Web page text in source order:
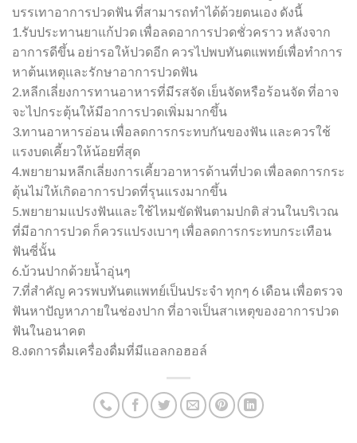
บรรเทาอาการปวดฟัน ที่สามารถทำได้ด้วยตนเอง ดังนี้
1.รับประทานยาแก้ปวด เพื่อลดอาการปวดชั่วคราว หลังจาก
อาการดีขึ้น อย่ารอให้ปวดอีก ควรไปพบทันตแพทย์เพื่อทำการ
หาต้นเหตุและรักษาอาการปวดฟัน
2.หลีกเลี่ยงการทานอาหารที่มีรสจัด เย็นจัดหรือร้อนจัด ที่อาจ
จะไปกระตุ้นให้มีอาการปวดเพิ่มมากขึ้น
3.ทานอาหารอ่อน เพื่อลดการกระทบกันของฟัน และควรใช้
แรงบดเคี้ยวให้น้อยที่สุด
4.พยายามหลีกเลี่ยงการเคี้ยวอาหารด้านที่ปวด เพื่อลดการกระ
ตุ้นไม่ให้เกิดอาการปวดที่รุนแรงมากขึ้น
5.พยายามแปรงฟันและใช้ไหมขัดฟันตามปกติ ส่วนในบริเวณ
ที่มีอาการปวด ก็ควรแปรงเบาๆ เพื่อลดการกระทบกระเทือน
ฟันซี่นั้น
6.บ้วนปากด้วยน้ำอุ่นๆ
7.ที่สำคัญ ควรพบทันตแพทย์เป็นประจำ ทุกๆ 6 เดือน เพื่อตรวจ
ฟันหาปัญหาภายในช่องปาก ที่อาจเป็นสาเหตุของอาการปวด
ฟันในอนาคต
8.งดการดื่มเครื่องดื่มที่มีแอลกอฮอล์